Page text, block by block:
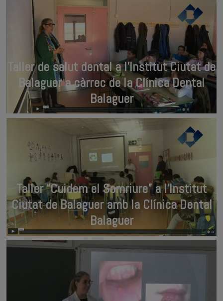
Taller de salut dental a l’Institut Ciutat de
Balaguer a càrrec de la Clínica Dental
Balaguer
Taller “Cuidem el Somriure” a l’Institut
Ciutat de Balaguer amb la Clínica Dental
Balaguer